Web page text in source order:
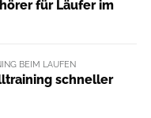
für Läufer im
BEIM LAUFEN
schneller